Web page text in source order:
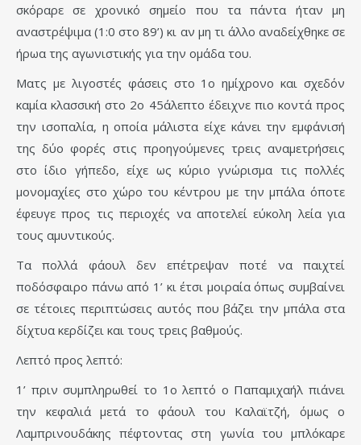
σκόραρε σε χρονικό σημείο που τα πάντα ήταν μη
αναστρέψιμα (1:0 στο 89’) κι αν μη τι άλλο αναδείχθηκε σε
ήρωα της αγωνιστικής για την ομάδα του.
Ματς με λιγοστές φάσεις στο 1ο ημίχρονο και σχεδόν
καμία κλασσική στο 2ο 45άλεπτο έδειχνε πιο κοντά προς
την ισοπαλία, η οποία μάλιστα είχε κάνει την εμφάνισή
της δύο φορές στις προηγούμενες τρεις αναμετρήσεις
στο ίδιο γήπεδο, είχε ως κύριο γνώρισμα τις πολλές
μονομαχίες στο χώρο του κέντρου με την μπάλα όποτε
έφευγε προς τις περιοχές να αποτελεί εύκολη λεία για
τους αμυντικούς.
Τα πολλά φάουλ δεν επέτρεψαν ποτέ να παιχτεί
ποδόσφαιρο πάνω από 1’ κι έτσι μοιραία όπως συμβαίνει
σε τέτοιες περιπτώσεις αυτός που βάζει την μπάλα στα
δίχτυα κερδίζει και τους τρεις βαθμούς.
Λεπτό προς λεπτό:
1’ πριν συμπληρωθεί το 1ο λεπτό ο Παπαμιχαήλ πιάνει
την κεφαλιά μετά το φάουλ του Καλαϊτζή, όμως ο
Λαμπρινουδάκης πέφτοντας στη γωνία του μπλόκαρε